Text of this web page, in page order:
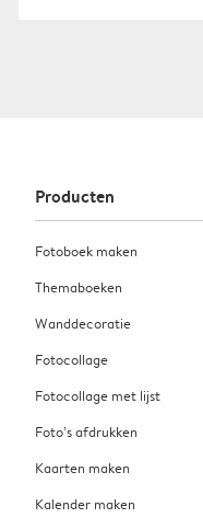
Producten
Fotoboek maken
Themaboeken
Wanddecoratie
Fotocollage
Fotocollage met lijst
Foto’s afdrukken
Kaarten maken
Kalender maken